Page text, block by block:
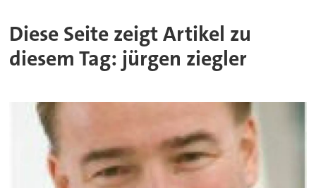
Diese Seite zeigt Artikel zu
diesem Tag: jürgen ziegler